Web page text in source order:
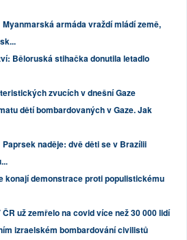
Myanmarská armáda vraždí mládí země,
Běloruská stihačka donutila letadlo
zvucích v dnešní Gaze
dětí bombardovaných v Gaze. Jak
Paprsek naděje: dvě děti se v Brazílii
konají demonstrace proti populistickému
už zemřelo na covid více než 30 000 lidí
izraelském bombardování civilistů